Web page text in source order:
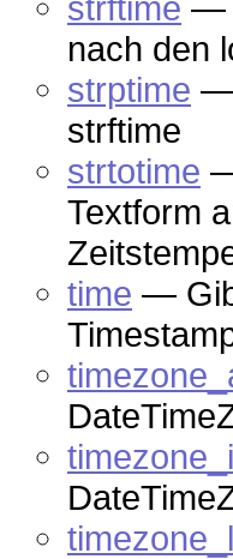
strftime —
nach den
strptime —
strftime
strtotime
Textform
time —